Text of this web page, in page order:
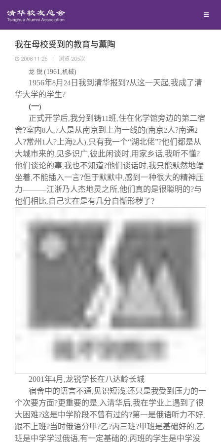
西南联大校友会
义工计划
新媒体平台
青春风采
校友视界
校友服务
终身学习
信息化服务
三创大赛
实用信息
校友总会
总会简介
会长致辞
总会章程
理事会名单
制度法规
联系我们
关闭
我在母校受到的教育与薰陶
2008-11-26 | 浏览 205次
龙 锐 (1961,机械)
1956年8月 24 日我到清华报到?从这一天起,我成了清
华大学的学生?
(一)
正式开学后,我分到铸11班,住在化学馆旁边的第二宿
舍?室内8人 ,7人是从南京到上海一线的(南京2人?南通2
人?常州 1 人?上海2人), 只有我一个“湖北佬”?他们都是从
大城市来的, 见多识广,彼此闲谈时,用家乡话,我听不懂?
他们谈论的事,我也不知道?他们谈话时,我只能默然地端
坐着,不能插入一言?但于默默中,感到一种很大的精神压
力———江浙乃人杰地灵之所,他们真的是很聪明的?与
他们相比, 自己实在是有几分自惭形秽了?
2001年4月 龙锐学长在八达岭长城
宿舍中的语言不通 见识短浅 还只是我受到压力的一
个次要方面?更重要的是 入清华后 我在学业上遇到了很
大困难?这是中学阶段不曾有过的?第一是俄语听力不好
跟不上班?当时俄语分甲?乙?丙三班?甲班是基础好的;乙
班是中学学过俄语 有一定基础的;丙班的学生是中学没